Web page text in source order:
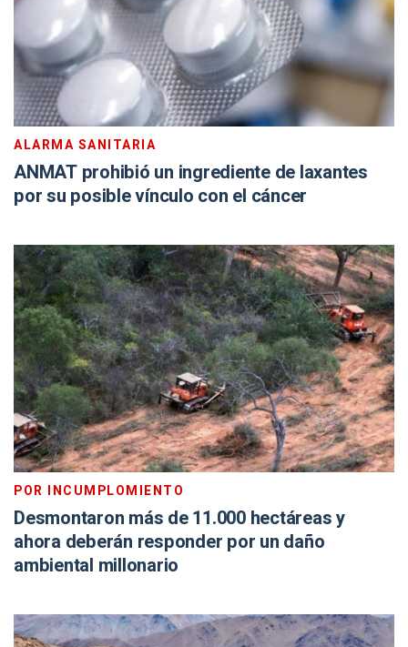
ALARMA SANITARIA
ANMAT prohibió un ingrediente de laxantes
por su posible vínculo con el cáncer
POR INCUMPLOMIENTO
Desmontaron más de 11.000 hectáreas y
ahora deberán responder por un daño
ambiental millonario